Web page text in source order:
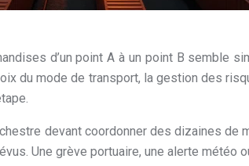
d’un point A à un point B semble
du mode de transport, la gestion des
devant coordonner des dizaines
Une grève portuaire, une alerte